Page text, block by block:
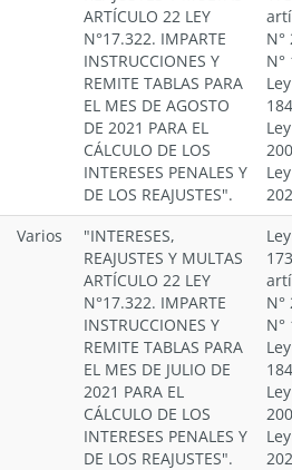
ARTÍCULO 22 LEY
N°17.322. IMPARTE
INSTRUCCIONES Y
REMITE TABLAS PARA
EL MES DE AGOSTO
DE 2021 PARA EL
CÁLCULO DE LOS
INTERESES PENALES Y
DE LOS REAJUSTES".
N°
N°
Varios
"INTERESES,
REAJUSTES Y MULTAS
ARTÍCULO 22 LEY
N°17.322. IMPARTE
INSTRUCCIONES Y
REMITE TABLAS PARA
EL MES DE JULIO DE
2021 PARA EL
CÁLCULO DE LOS
INTERESES PENALES Y
DE LOS REAJUSTES".
N°
N°